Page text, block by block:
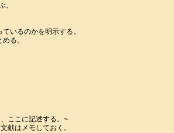
。
いるのかを明示する。
る。
ここに記述する。~
献はメモしておく。